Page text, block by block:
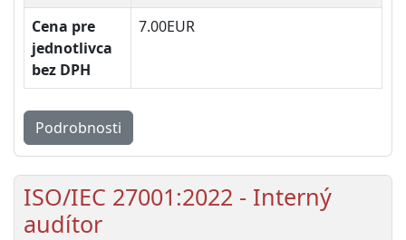
Cena pre
jednotlivca
bez DPH
7.00EUR
Podrobnosti
ISO/IEC 27001:2022 - Interný
audítor